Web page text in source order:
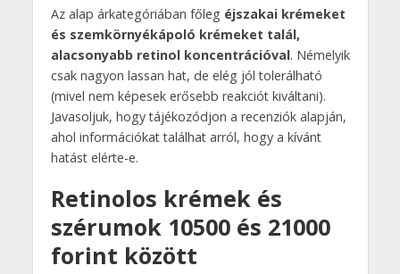
Az alap árkategóriában főleg éjszakai krémeket
és szemkörnyékápoló krémeket talál,
alacsonyabb retinol koncentrációval. Némelyik
csak nagyon lassan hat, de elég jól tolerálható
(mivel nem képesek erősebb reakciót kiváltani).
Javasoljuk, hogy tájékozódjon a recenziók alapján,
ahol információkat találhat arról, hogy a kívánt
hatást elérte-e.
Retinolos krémek és
szérumok 10500 és 21000
forint között